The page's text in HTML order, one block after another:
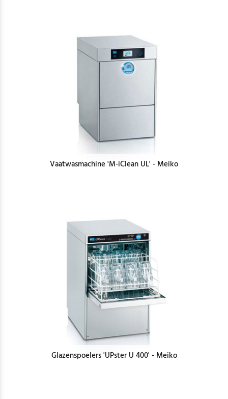
Vaatwasmachine 'M-iClean UL' - Meiko
Glazenspoelers 'UPster U 400' - Meiko